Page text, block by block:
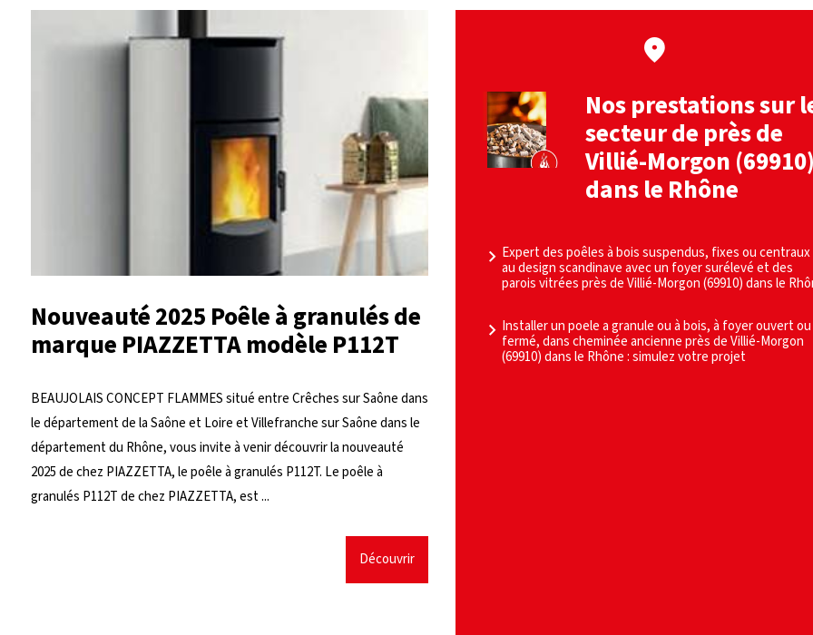
Nouveauté 2025 Poêle à granulés de
marque PIAZZETTA modèle P112T
BEAUJOLAIS CONCEPT FLAMMES situé entre Crêches sur Saône dans
le département de la Saône et Loire et Villefranche sur Saône dans le
département du Rhône, vous invite à venir découvrir la nouveauté
2025 de chez PIAZZETTA, le poêle à granulés P112T. Le poêle à
granulés P112T de chez PIAZZETTA, est ...
Découvrir
Nos prestations sur
secteur de près de
Villié-Morgon (69910)
dans le Rhône
Expert des poêles à bois suspendus, fixes ou centraux
au design scandinave avec un foyer surélevé et des
parois vitrées près de Villié-Morgon (69910) dans le
Installer un poele a granule ou à bois, à foyer ouvert ou
fermé, dans cheminée ancienne près de Villié-Morgon
(69910) dans le Rhône : simulez votre projet